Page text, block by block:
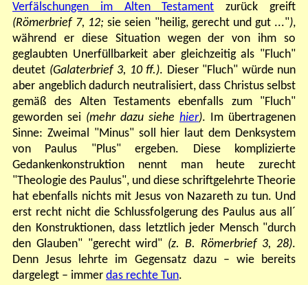
Verfälschungen im Alten Testament zurück greift
(Römerbrief 7, 12;sie seien "heilig, gerecht und gut ..."),
während er diese Situation wegen der von ihm so
geglaubten Unerfüllbarkeit aber gleichzeitig als "Fluch"
deutet (Galaterbrief 3, 10 ff.). Dieser "Fluch" würde nun
aber angeblich dadurch neutralisiert, dass Christus selbst
gemäß des Alten Testaments ebenfalls zum "Fluch"
geworden sei (mehr dazu siehe hier). Im übertragenen
Sinne: Zweimal "Minus" soll hier laut dem Denksystem
von Paulus "Plus" ergeben. Diese komplizierte
Gedankenkonstruktion nennt man heute zurecht
"Theologie des Paulus", und diese schriftgelehrte Theorie
hat ebenfalls nichts mit Jesus von Nazareth zu tun. Und
erst recht nicht die Schlussfolgerung des Paulus aus all´
den Konstruktionen, dass letztlich jeder Mensch "durch
den Glauben" "gerecht wird" (z. B. Römerbrief 3, 28).
Denn Jesus lehrte im Gegensatz dazu – wie bereits
dargelegt – immer das rechte Tun.